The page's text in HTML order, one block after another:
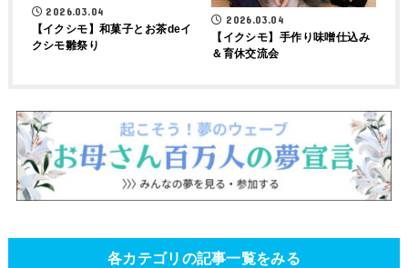
2026.03.04
【イクシモ】和菓子とお茶deイ
クシモ雛祭り
2026.03.04
【イクシモ】手作り味噌仕込み
＆育休交流会
各カテゴリの記事一覧をみる